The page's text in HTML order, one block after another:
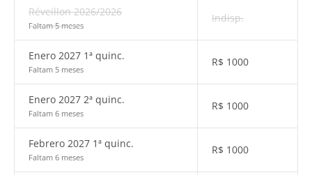
Réveillon 2026/2026
Faltam 5 meses
Indisp.
Enero 2027 1ª quinc.
Faltam 5 meses
R$ 1000
Enero 2027 2ª quinc.
Faltam 6 meses
R$ 1000
Febrero 2027 1ª quinc.
Faltam 6 meses
R$ 1000